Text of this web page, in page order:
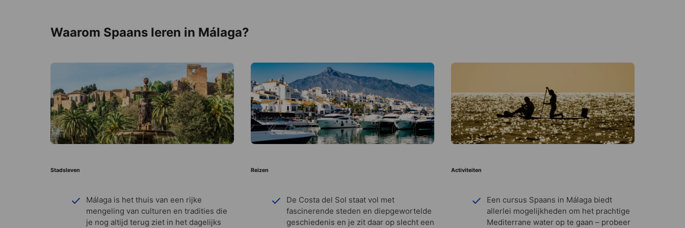
Waarom Spaans leren in Málaga?
Stadsleven
Málaga is het thuis van een rijke
mengeling van culturen en tradities die
je nog altijd terug ziet in het dagelijks
Reizen
De Costa del Sol staat vol met
fascinerende steden en diepgewortelde
geschiedenis en je zit daar op slecht een
Activiteiten
Een cursus Spaans in Málaga biedt
allerlei mogelijkheden om het prachtige
Mediterrane water op te gaan – probeer